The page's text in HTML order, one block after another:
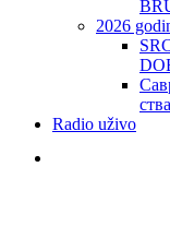
2026
Radio uživo